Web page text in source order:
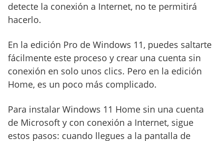
detecte la conexión a Internet, no te permitirá
hacerlo.
En la edición Pro de Windows 11, puedes saltarte
fácilmente este proceso y crear una cuenta sin
conexión en solo unos clics. Pero en la edición
Home, es un poco más complicado.
Para instalar Windows 11 Home sin una cuenta
de Microsoft y con conexión a Internet, sigue
estos pasos: cuando llegues a la pantalla de